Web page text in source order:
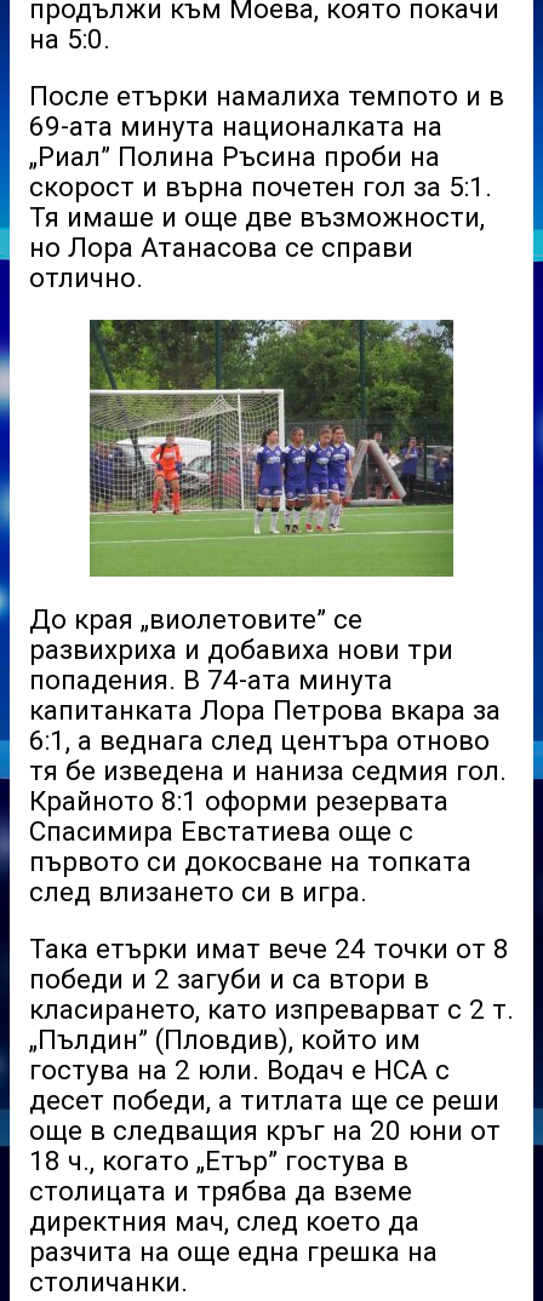
продължи към Моева, която покачи
на 5:0.
После етърки намалиха темпото и в
69-ата минута националката на
„Риал” Полина Ръсина проби на
скорост и върна почетен гол за 5:1.
Тя имаше и още две възможности,
но Лора Атанасова се справи
отлично.
До края „виолетовите” се
развихриха и добавиха нови три
попадения. В 74-ата минута
капитанката Лора Петрова вкара за
6:1, а веднага след центъра отново
тя бе изведена и наниза седмия гол.
Крайното 8:1 оформи резервата
Спасимира Евстатиева още с
първото си докосване на топката
след влизането си в игра.
Така етърки имат вече 24 точки от 8
победи и 2 загуби и са втори в
класирането, като изпреварват с 2 т.
„Пълдин” (Пловдив), който им
гостува на 2 юли. Водач е НСА с
десет победи, а титлата ще се реши
още в следващия кръг на 20 юни от
18 ч., когато „Етър” гостува в
столицата и трябва да вземе
директния мач, след което да
разчита на още една грешка на
столичанки.